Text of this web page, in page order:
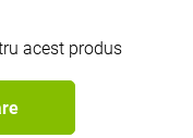
acest produs